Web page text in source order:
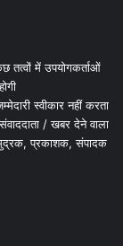
तत्वों में उपयोगकर्ताओं
स्वीकार नहीं करता
/ खबर देने वाला
मुद्रक, प्रकाशक, संपादक